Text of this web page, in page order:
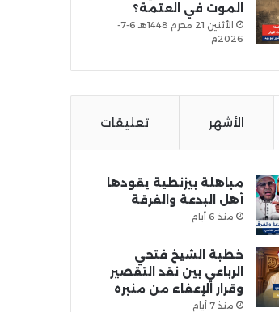
الموت في العتمة؟
الأثنين 21 محرم 1448هـ 6-7-
2026م
الأشهر تعليقات
مباهلة بيزنطية يقودها
أهل البدعة والفرقة
منذ 6 أيام
خطبة الشيخ فتحي
الرباعي بين نقد التقصير
وقرار الإعفاء من منبره
منذ 7 أيام